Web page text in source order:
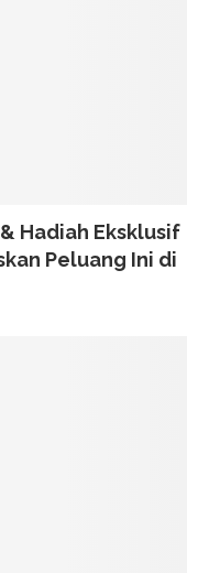
Hadiah Eksklusif
Peluang Ini di